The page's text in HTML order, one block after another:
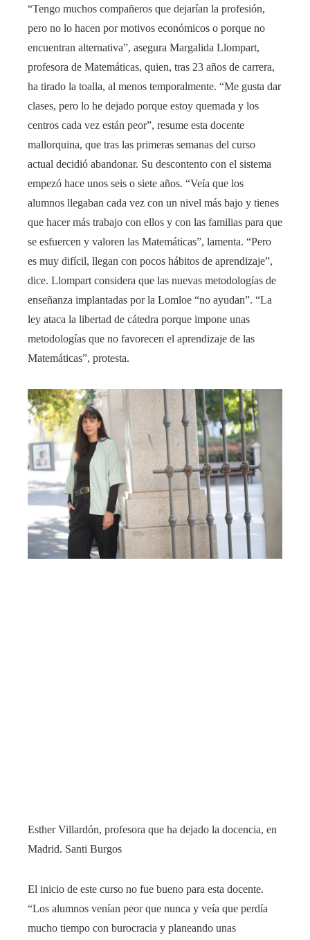
“Tengo muchos compañeros que dejarían la profesión,
pero no lo hacen por motivos económicos o porque no
encuentran alternativa”, asegura Margalida Llompart,
profesora de Matemáticas, quien, tras 23 años de carrera,
ha tirado la toalla, al menos temporalmente. “Me gusta dar
clases, pero lo he dejado porque estoy quemada y los
centros cada vez están peor”, resume esta docente
mallorquina, que tras las primeras semanas del curso
actual decidió abandonar. Su descontento con el sistema
empezó hace unos seis o siete años. “Veía que los
alumnos llegaban cada vez con un nivel más bajo y tienes
que hacer más trabajo con ellos y con las familias para que
se esfuercen y valoren las Matemáticas”, lamenta. “Pero
es muy difícil, llegan con pocos hábitos de aprendizaje”,
dice. Llompart considera que las nuevas metodologías de
enseñanza implantadas por la Lomloe “no ayudan”. “La
ley ataca la libertad de cátedra porque impone unas
metodologías que no favorecen el aprendizaje de las
Matemáticas”, protesta.
Esther Villardón, profesora que ha dejado la docencia, en
Madrid. Santi Burgos
El inicio de este curso no fue bueno para esta docente.
“Los alumnos venían peor que nunca y veía que perdía
mucho tiempo con burocracia y planeando unas